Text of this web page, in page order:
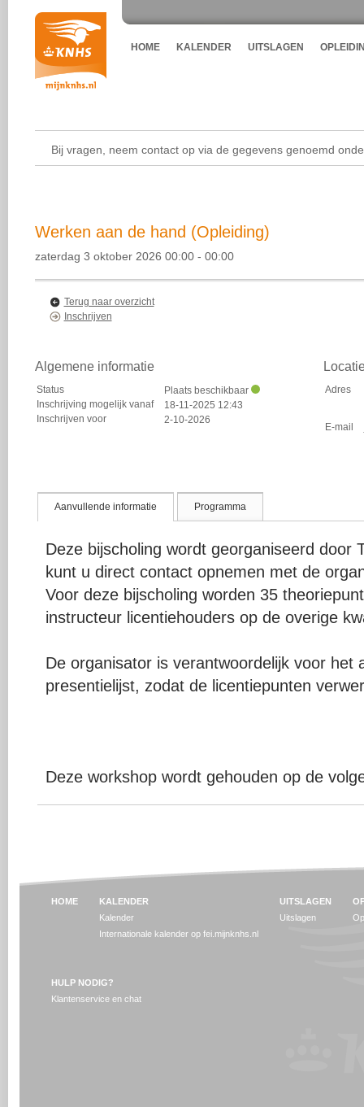
HOME KALENDER UITSLAGEN
Bij vragen, neem contact op via de gegevens genoemd
Werken aan de hand (Opleiding)
zaterdag 3 oktober 2026 00:00 - 00:00
Terug naar overzicht
Inschrijven
Algemene informatie
Status
Plaats beschikbaar
Inschrijving mogelijk vanaf
18-11-2025 12:43
Inschrijven voor
2-10-2026
Adres
E-mail
Aanvullende informatie Programma
Deze bijscholing wordt georganiseerd door
kunt u direct contact opnemen met de
Voor deze bijscholing worden 35
instructeur licentiehouders op de overige
De organisator is verantwoordelijk voor het
presentielijst, zodat de licentiepunten
Deze workshop wordt gehouden op de
HOME
KALENDER
Kalender
Internationale kalender op fei.mijnknhs.nl
UITSLAGEN
Uitslagen
HULP NODIG?
Klantenservice en chat